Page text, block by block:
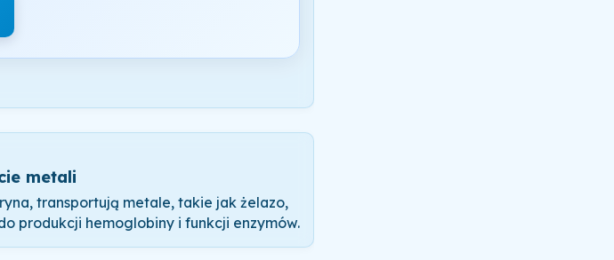
metali
transportują metale, takie jak żelazo,
produkcji hemoglobiny i funkcji enzymów.